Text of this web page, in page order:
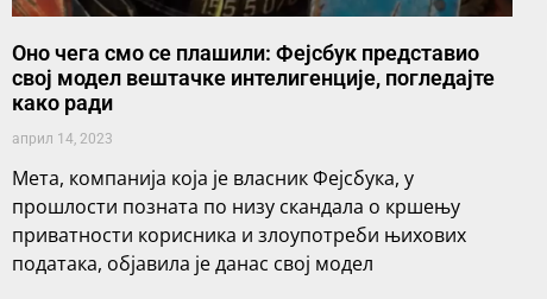
Оно чега смо се плашили: Фејсбук представио
свој модел вештачке интелигенције, погледајте
како ради
април 14, 2023
Мета, компанија која је власник Фејсбука, у
прошлости позната по низу скандала о кршењу
приватности корисника и злоупотреби њихових
података, објавила је данас свој модел